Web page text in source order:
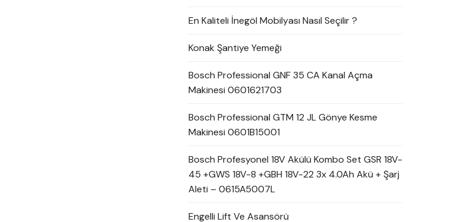
En Kaliteli İnegöl Mobilyası Nasıl Seçilir ?
Konak Şantiye Yemeği
Bosch Professional GNF 35 CA Kanal Açma
Makinesi 0601621703
Bosch Professional GTM 12 JL Gönye Kesme
Makinesi 0601B15001
Bosch Profesyonel 18V Akülü Kombo Set GSR 18V-
45 +GWS 18V-8 +GBH 18V-22 3x 4.0Ah Akü + Şarj
Aleti – 0615A5007L
Engelli Lift Ve Asansörü